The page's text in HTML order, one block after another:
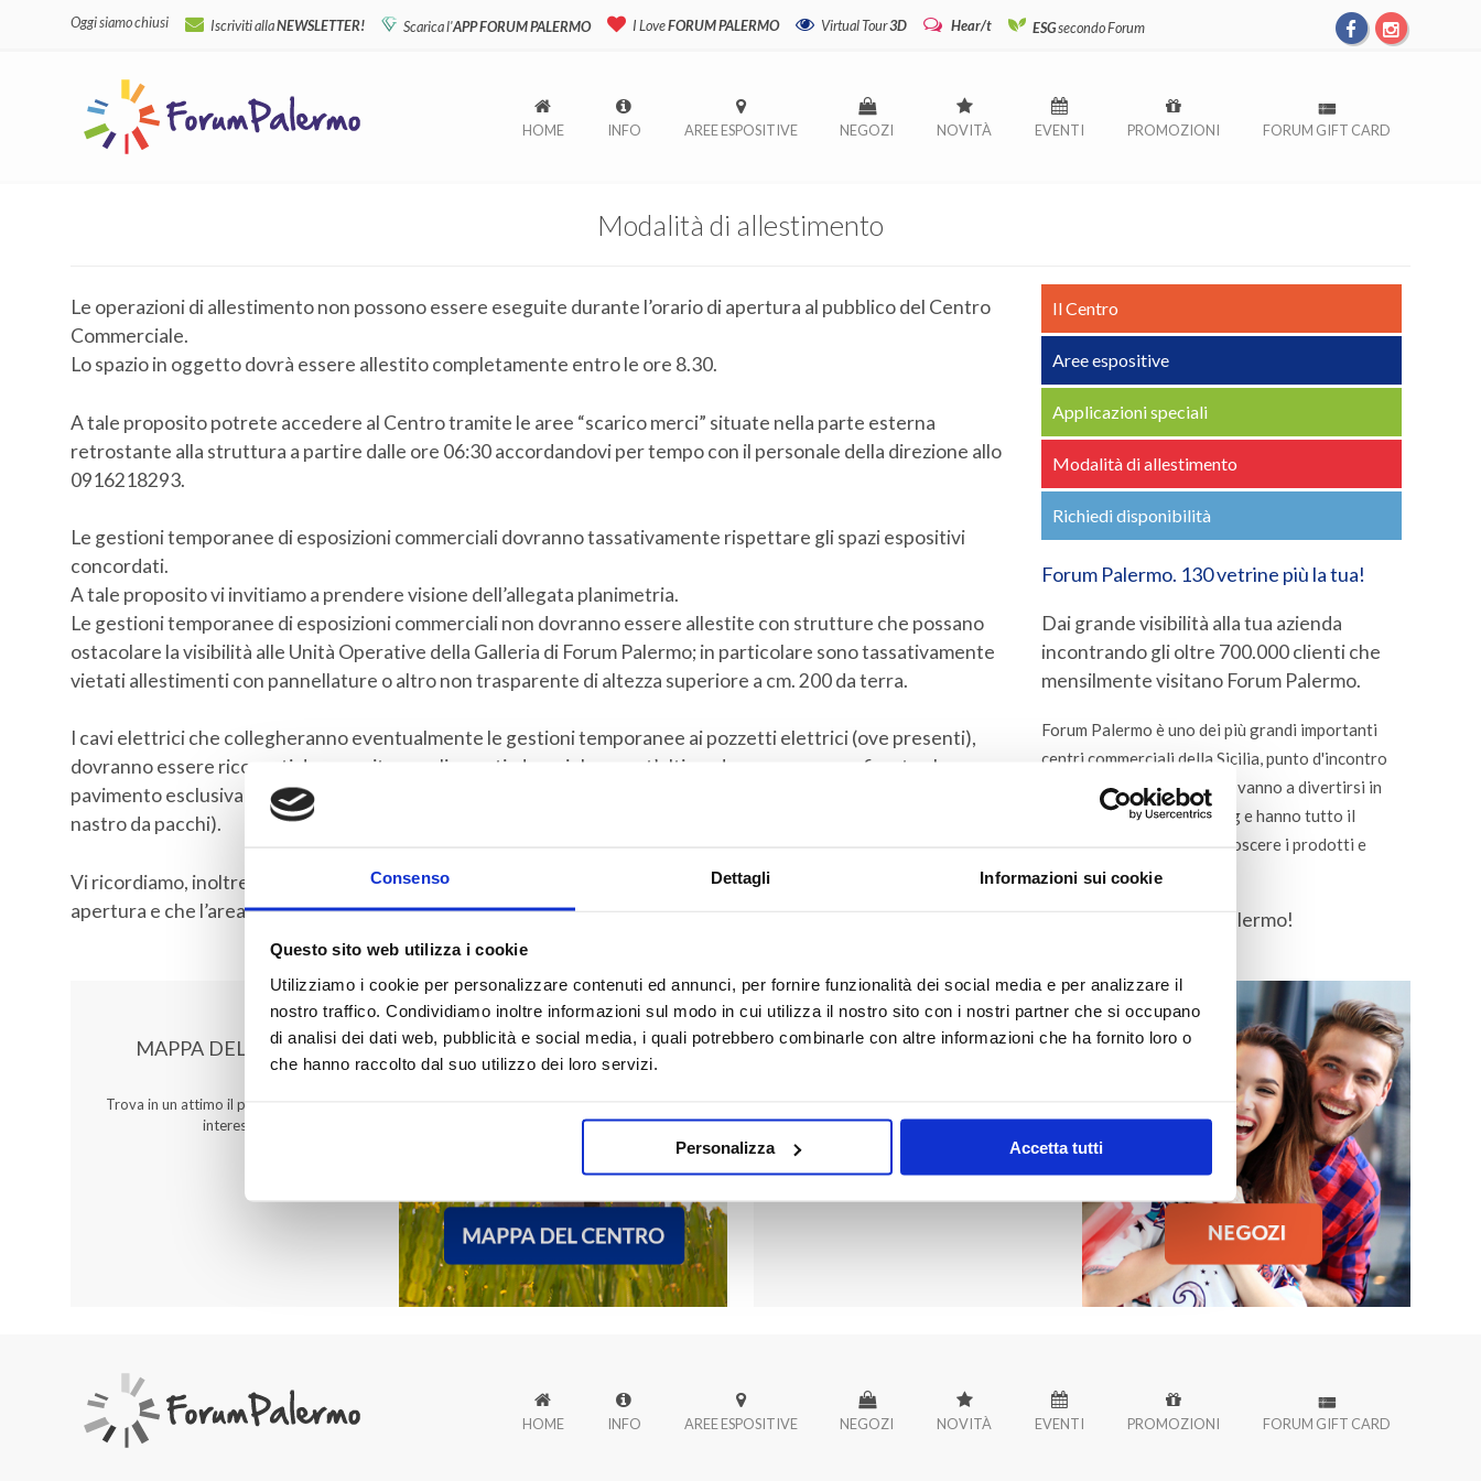
Consenso Dettagli Informazioni sui cookie
Questo sito web utilizza i cookie
Utilizziamo i cookie per personalizzare contenuti ed annunci, per fornire funzionalità dei social media e per analizzare il
nostro traffico. Condividiamo inoltre informazioni sul modo in cui utilizza il nostro sito con i nostri partner che si occupano
di analisi dei dati web, pubblicità e social media, i quali potrebbero combinarle con altre informazioni che ha fornito loro o
che hanno raccolto dal suo utilizzo dei loro servizi.
Personalizza Accetta tutti
Oggi siamo chiusi Iscriviti allaNEWSLETTER! Scarica l'APP FORUM PALERMO I LoveFORUM PALERMO Virtual Tour3D Hear/t ESGsecondo Forum
HOME INFO AREE ESPOSITIVE NEGOZI NOVITÀ EVENTI PROMOZIONI FORUM GIFT CARD
Modalità di allestimento
Le operazioni di allestimento non possono essere eseguite durante l’orario di apertura al pubblico del Centro
Commerciale.
Lo spazio in oggetto dovrà essere allestito completamente entro le ore 8.30.
A tale proposito potrete accedere al Centro tramite le aree “scarico merci” situate nella parte esterna
retrostante alla struttura a partire dalle ore 06:30 accordandovi per tempo con il personale della direzione allo
0916218293.
Le gestioni temporanee di esposizioni commerciali dovranno tassativamente rispettare gli spazi espositivi
concordati.
A tale proposito vi invitiamo a prendere visione dell’allegata planimetria.
Le gestioni temporanee di esposizioni commerciali non dovranno essere allestite con strutture che possano
ostacolare la visibilità alle Unità Operative della Galleria di Forum Palermo; in particolare sono tassativamente
vietati allestimenti con pannellature o altro non trasparente di altezza superiore a cm. 200 da terra.
I cavi elettrici che collegheranno eventualmente le gestioni temporanee ai pozzetti elettrici (ove presenti),
dovranno essere ricoperti da apposite canaline antisdrucciolo; quest’ultime dovranno essere fissate al
pavimento esclusivamente con biadesivo (è vietato l’utilizzo di qualsiasi altra forma di fissaggio compreso
nastro da pacchi).
Vi ricordiamo, inoltre, che la locazione dovrà essere presidiata dal vostro personale per tutto il periodo di
apertura e che l’area dovrà essere riconsegnata pulita e ordinata alla scadenza del contratto.
Il Centro
Aree espositive
Applicazioni speciali
Modalità di allestimento
Richiedi disponibilità
Forum Palermo. 130 vetrine più la tua!
Dai grande visibilità alla tua azienda
incontrando gli oltre 700.000 clienti che
mensilmente visitano Forum Palermo.
Forum Palermo è uno dei più grandi importanti
centri commerciali della Sicilia, punto d'incontro
per migliaia di persone che vanno a divertirsi in
compagnia, fanno shopping e hanno tutto il
tempo da dedicare per conoscere i prodotti e
servizi della tua azienda.
Promuoviti al Forum Palermo!
MAPPA DEL CENTRO
Trova in un attimo il punto vendita che ti
interessa!
FORUM PALERMO
HOME INFO AREE ESPOSITIVE NEGOZI NOVITÀ EVENTI PROMOZIONI FORUM GIFT CARD